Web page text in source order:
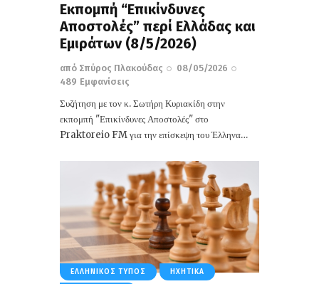
Εκπομπή “Επικίνδυνες
Αποστολές” περί Ελλάδας και
Εμιράτων (8/5/2026)
από Σπύρος Πλακούδας
08/05/2026
489 Εμφανίσεις
Συζήτηση με τον κ. Σωτήρη Κυριακίδη στην
εκπομπή "Επικίνδυνες Αποστολές" στο
Praktoreio FM για την επίσκεψη του Έλληνα…
ΕΛΛΗΝΙΚΌΣ ΤΎΠΟΣ ΗΧΗΤΙΚΆ